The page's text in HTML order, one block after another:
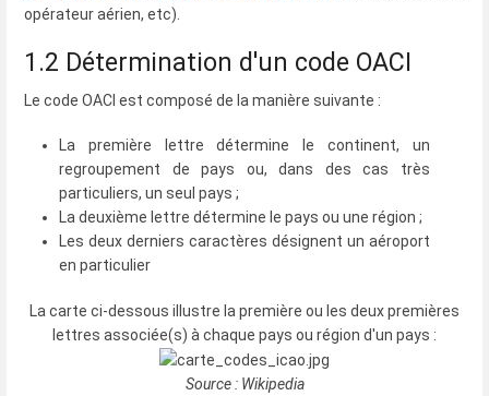
opérateur aérien, etc).
1.2 Détermination d'un code OACI
Le code OACI est composé de la manière suivante :
La première lettre détermine le continent, un
regroupement de pays ou, dans des cas très
particuliers, un seul pays ;
La deuxième lettre détermine le pays ou une région ;
Les deux derniers caractères désignent un aéroport
en particulier
La carte ci-dessous illustre la première ou les deux premières
lettres associée(s) à chaque pays ou région d'un pays :
Source : Wikipedia